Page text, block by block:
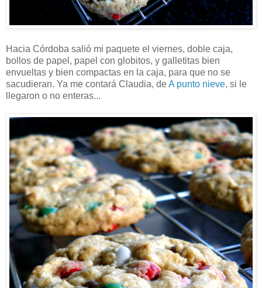
Hacia Córdoba salió mi paquete el viernes, doble caja,
bollos de papel, papel con globitos, y galletitas bien
envueltas y bien compactas en la caja, para que no se
sacudieran. Ya me contará Claudia, deA punto nieve, si le
llegaron o no enteras...